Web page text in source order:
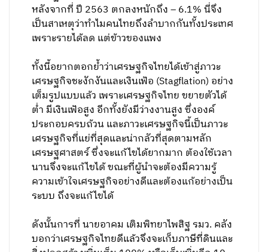
หลังจากที่ ปี 2563 ตกลงหนักถึง – 6.1% นี่จึง
เป็นสาเหตุว่าทำไมคนไทยถึงลำบากกันทั้งประเทศ
เพราะรายได้ลด แต่ข้าวของแพง
ทั้งนี้อยากตอกย้ำว่าเศรษฐกิจไทยได้เข้าสู่ภาวะ
เศรษฐกิจชะงักงันและเงินเฟ้อ (Stagflation) อย่าง
เต็มรูปแบบแล้ว เพราะเศรษฐกิจไทย ขยายตัวได้
ต่ำ มีเงินเฟ้อสูง อีกทั้งยังมีว่างงานสูง ซึ่งองค์
ประกอบครบถ้วน และภาวะเศรษฐกิจนี้เป็นภาวะ
เศรษฐกิจที่แย่ที่สุดและน่ากลัวที่สุดตามหลัก
เศรษฐศาสตร์ ซึ่งจะแก้ไขได้ยากมาก ต้องใช้เวลา
นานจึงจะแก้ไขได้ ขณะที่ผู้นำจะต้องมีความรู้
ความเข้าใจเศรษฐกิจอย่างดีและต้องแก้อย่างเป็น
ระบบ ถึงจะแก้ไขได้
ดังนั้นการที่ นายอาคม เติมพิทยาไพสิฐ รมว. คลัง
บอกว่าเศรษฐกิจไทยดีแล้วจึงจะเก็บภาษีที่ดินและ